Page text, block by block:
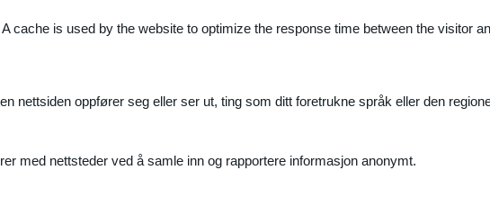
cache is used by the website to optimize the response time between the visitor
nettsiden oppfører seg eller ser ut, ting som ditt foretrukne språk eller den
med nettsteder ved å samle inn og rapportere informasjon anonymt.